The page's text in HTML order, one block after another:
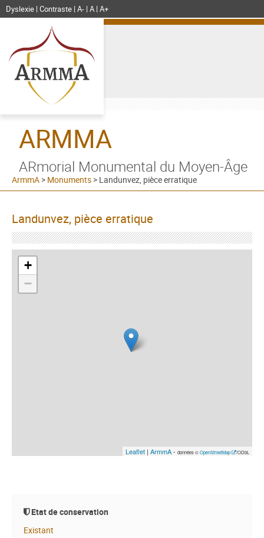
Dyslexie Contraste A- A A+
ARMMA
ARmorial Monumental du Moyen-Âge
ArmmA > Monuments > Landunvez, pièce erratique
Landunvez, pièce erratique
+
−
Leaflet | ArmmA- données ©OpenStreetMap /ODbL
Etat de conservation
Existant